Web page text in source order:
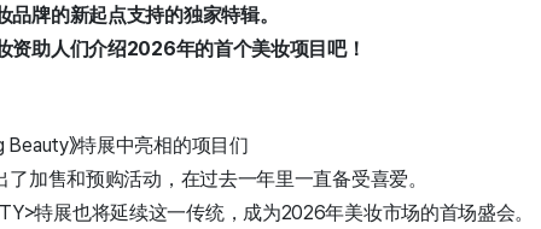
牌的新起点支持的独家特辑。
资助人们介绍2026年的首个美妆项目吧！
Beauty》特展中亮相的项目们
加售和预购活动，在过去一年里一直备受喜爱。
特展也将延续这一传统，成为2026年美妆市场的首场盛会。